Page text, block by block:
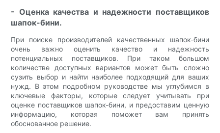
- Оценка качества и надежности поставщиков
шапок-бини.
При поиске производителей качественных шапок-бини
очень важно оценить качество и надежность
потенциальных поставщиков. При таком большом
количестве доступных вариантов может быть сложно
сузить выбор и найти наиболее подходящий для ваших
нужд. В этом подробном руководстве мы углубимся в
ключевые факторы, которые следует учитывать при
оценке поставщиков шапок-бини, и предоставим ценную
информацию, которая поможет вам принять
обоснованное решение.